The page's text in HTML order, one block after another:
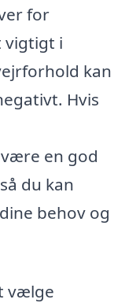
for
vigtigt i
kan
Hvis
en god
du kan
behov og
vælge